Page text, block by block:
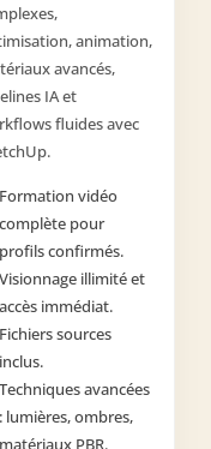
animation,
avancés,
IA et
fluides avec
Formation vidéo
complète pour
profils confirmés.
Visionnage illimité et
accès immédiat.
Fichiers sources
inclus.
Techniques avancées
: lumières, ombres,
matériaux PBR.